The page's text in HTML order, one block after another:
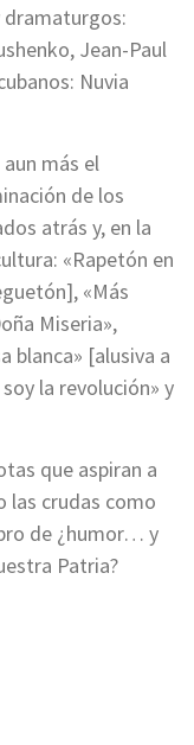
dramaturgos:
Jean-Paul
Nuvia
más el
de los
atrás y, en la
«Rapetón en
«Más
Miseria»,
blanca» [alusiva a
la revolución» y
que aspiran a
las crudas como
de ¿humor… y
Patria?